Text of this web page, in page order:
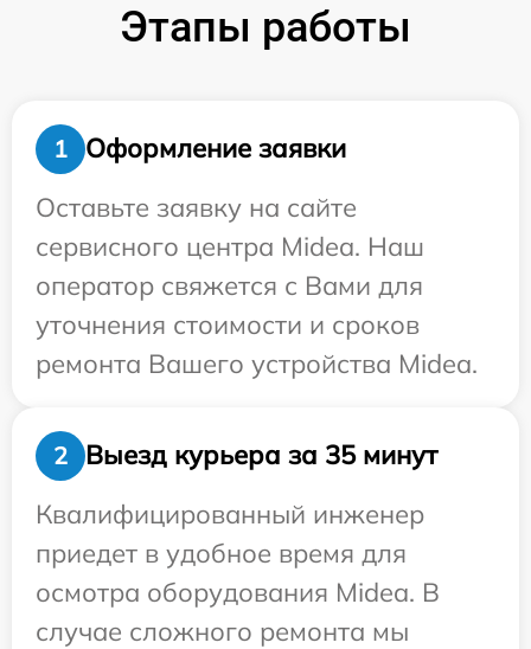
Этапы работы
1
Оформление заявки
Оставьте заявку на сайте
сервисного центра Midea. Наш
оператор свяжется с Вами для
уточнения стоимости и сроков
ремонта Вашего устройства Midea.
2
Выезд курьера за 35 минут
Квалифицированный инженер
приедет в удобное время для
осмотра оборудования Midea. В
случае сложного ремонта мы